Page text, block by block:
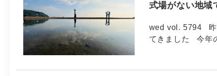
式場がない地域
wed vol. 5794 昨
てきました 今年